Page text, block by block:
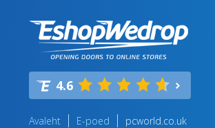
4.6
Avaleht E-poed pcworld.co.uk